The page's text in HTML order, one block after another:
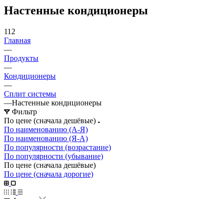
Настенные кондиционеры
112
Главная
—
Продукты
—
Кондиционеры
—
Сплит системы
—Настенные кондиционеры
Фильтр
По цене (сначала дешёвые)
По наименованию (А-Я)
По наименованию (Я-А)
По популярности (возрастание)
По популярности (убывание)
По цене (сначала дешёвые)
По цене (сначала дорогие)